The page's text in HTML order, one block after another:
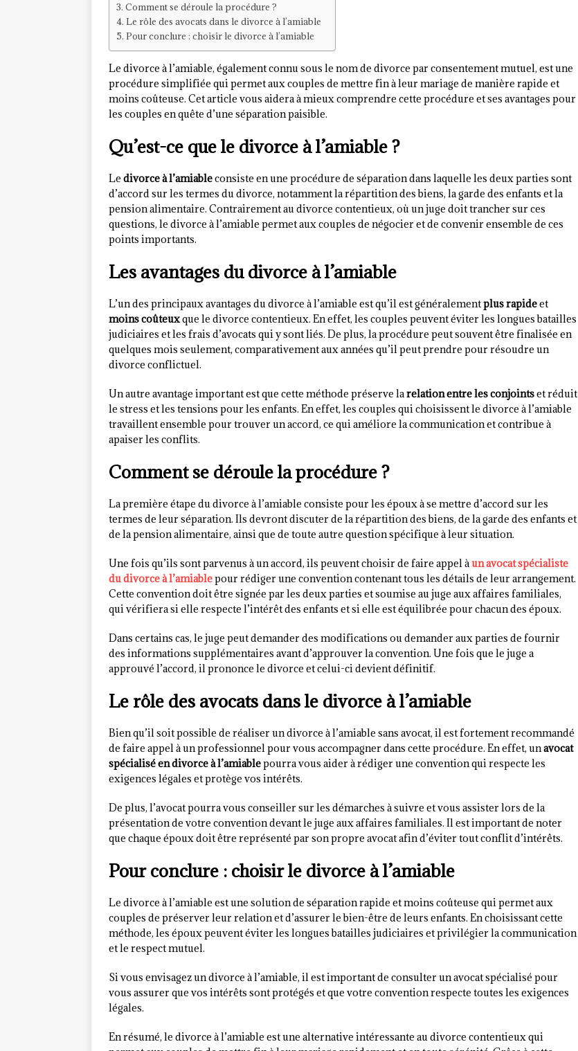
Comment se déroule la procédure ?
Le rôle des avocats dans le divorce à l’amiable
Pour conclure : choisir le divorce à l’amiable
Le divorce à l’amiable, également connu sous le nom de divorce par consentement mutuel, est une
procédure simplifiée qui permet aux couples de mettre fin à leur mariage de manière rapide et
moins coûteuse. Cet article vous aidera à mieux comprendre cette procédure et ses avantages pour
les couples en quête d’une séparation paisible.
Qu’est-ce que le divorce à l’amiable ?
Le divorce à l’amiableconsiste en une procédure de séparation dans laquelle les deux parties sont
d’accord sur les termes du divorce, notamment la répartition des biens, la garde des enfants et la
pension alimentaire. Contrairement au divorce contentieux, où un juge doit trancher sur ces
questions, le divorce à l’amiable permet aux couples de négocier et de convenir ensemble de ces
points importants.
Les avantages du divorce à l’amiable
L’un des principaux avantages du divorce à l’amiable est qu’il est généralementplus rapideet
moins coûteuxque le divorce contentieux. En effet, les couples peuvent éviter les longues batailles
judiciaires et les frais d’avocats qui y sont liés. De plus, la procédure peut souvent être finalisée en
quelques mois seulement, comparativement aux années qu’il peut prendre pour résoudre un
divorce conflictuel.
Un autre avantage important est que cette méthode préserve larelation entre les conjointset réduit
le stress et les tensions pour les enfants. En effet, les couples qui choisissent le divorce à l’amiable
travaillent ensemble pour trouver un accord, ce qui améliore la communication et contribue à
apaiser les conflits.
Comment se déroule la procédure ?
La première étape du divorce à l’amiable consiste pour les époux à se mettre d’accord sur les
termes de leur séparation. Ils devront discuter de la répartition des biens, de la garde des enfants et
de la pension alimentaire, ainsi que de toute autre question spécifique à leur situation.
Une fois qu’ils sont parvenus à un accord, ils peuvent choisir de faire appel àun avocat spécialiste
du divorce à l’amiablepour rédiger une convention contenant tous les détails de leur arrangement.
Cette convention doit être signée par les deux parties et soumise au juge aux affaires familiales,
qui vérifiera si elle respecte l’intérêt des enfants et si elle est équilibrée pour chacun des époux.
Dans certains cas, le juge peut demander des modifications ou demander aux parties de fournir
des informations supplémentaires avant d’approuver la convention. Une fois que le juge a
approuvé l’accord, il prononce le divorce et celui-ci devient définitif.
Le rôle des avocats dans le divorce à l’amiable
Bien qu’il soit possible de réaliser un divorce à l’amiable sans avocat, il est fortement recommandé
de faire appel à un professionnel pour vous accompagner dans cette procédure. En effet, unavocat
spécialisé en divorce à l’amiablepourra vous aider à rédiger une convention qui respecte les
exigences légales et protège vos intérêts.
De plus, l’avocat pourra vous conseiller sur les démarches à suivre et vous assister lors de la
présentation de votre convention devant le juge aux affaires familiales. Il est important de noter
que chaque époux doit être représenté par son propre avocat afin d’éviter tout conflit d’intérêts.
Pour conclure : choisir le divorce à l’amiable
Le divorce à l’amiable est une solution de séparation rapide et moins coûteuse qui permet aux
couples de préserver leur relation et d’assurer le bien-être de leurs enfants. En choisissant cette
méthode, les époux peuvent éviter les longues batailles judiciaires et privilégier la communication
et le respect mutuel.
Si vous envisagez un divorce à l’amiable, il est important de consulter un avocat spécialisé pour
vous assurer que vos intérêts sont protégés et que votre convention respecte toutes les exigences
légales.
En résumé, le divorce à l’amiable est une alternative intéressante au divorce contentieux qui